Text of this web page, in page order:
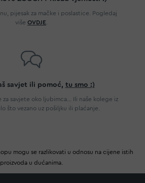
pijesak za mačke i poslastice. Pogledaj
više OVDJE
savjet ili pomoć, tu smo :)
za savjete oko ljubimca... Ili naše kolege iz
što vezano uz pošiljku ili plaćanje.
mogu se razlikovati u odnosu na cijene istih
proizvoda u dućanima.